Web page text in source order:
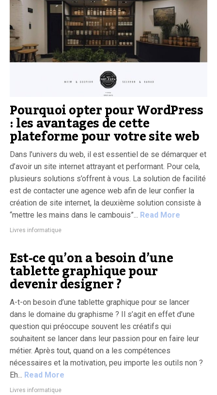
Pourquoi opter pour WordPress
: les avantages de cette
plateforme pour votre site web
Dans l’univers du web, il est essentiel de se démarquer et
d’avoir un site internet attrayant et performant. Pour cela,
plusieurs solutions s’offrent à vous. La solution de facilité
est de contacter une agence web afin de leur confier la
création de site internet, la deuxième solution consiste à
“mettre les mains dans le cambouis”... Read More
Livres informatique
Est-ce qu’on a besoin d’une
tablette graphique pour
devenir designer ?
A-t-on besoin d’une tablette graphique pour se lancer
dans le domaine du graphisme ? Il s’agit en effet d’une
question qui préoccupe souvent les créatifs qui
souhaitent se lancer dans leur passion pour en faire leur
métier. Après tout, quand on a les compétences
nécessaires et la motivation, peu importe les outils non ?
Eh... Read More
Livres informatique